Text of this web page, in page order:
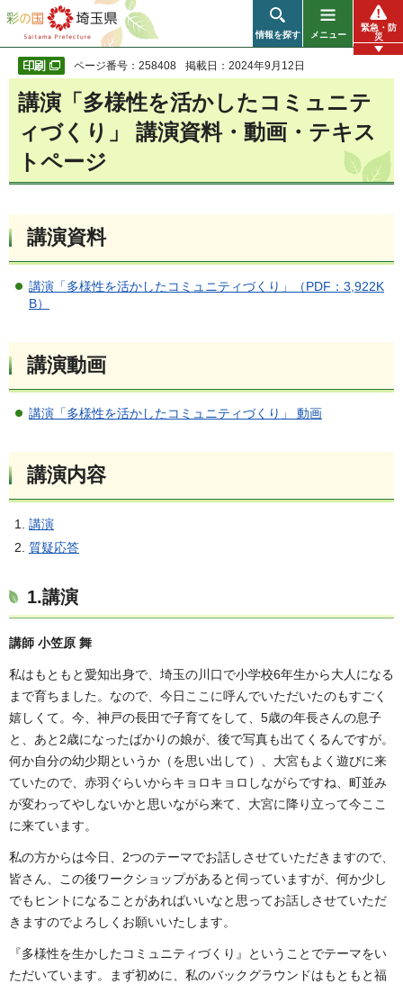
彩の国 埼玉県
情報を探す メニュー
緊急・防
災
ページ番号：258408 掲載日：2024年9月12日
講演「多様性を活かしたコミュニテ
ィづくり」 講演資料・動画・テキス
トページ
講演資料
講演「多様性を活かしたコミュニティづくり」（PDF：3,922K
B）
講演動画
講演「多様性を活かしたコミュニティづくり」 動画
講演内容
講演
質疑応答
1.講演
講師 小笠原 舞
私はもともと愛知出身で、埼玉の川口で小学校6年生から大人になる
まで育ちました。なので、今日ここに呼んでいただいたのもすごく
嬉しくて。今、神戸の長田で子育てをして、5歳の年長さんの息子
と、あと2歳になったばかりの娘が、後で写真も出てくるんですが。
何か自分の幼少期というか（を思い出して）、大宮もよく遊びに来
ていたので、赤羽ぐらいからキョロキョロしながらですね、町並み
が変わってやしないかと思いながら来て、大宮に降り立って今ここ
に来ています。
私の方からは今日、2つのテーマでお話しさせていただきますので、
皆さん、この後ワークショップがあると伺っていますが、何か少し
でもヒントになることがあればいいなと思ってお話しさせていただ
きますのでよろしくお願いいたします。
『多様性を生かしたコミュニティづくり』ということでテーマをい
ただいています。まず初めに、私のバックグラウンドはもともと福